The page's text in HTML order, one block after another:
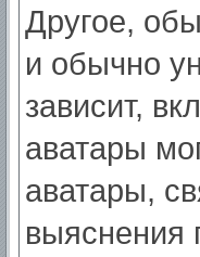
Другое,
и обычно
зависит,
аватары
аватары,
выяснения